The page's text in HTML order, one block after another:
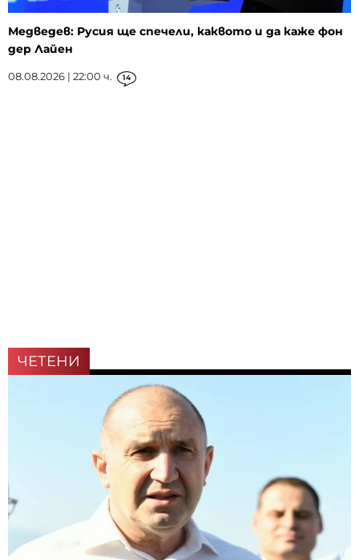
Медведев: Русия ще спечели, каквото и да каже фон
дер Лайен
08.08.2026 | 22:00 ч. 14
ЧЕТЕНИ